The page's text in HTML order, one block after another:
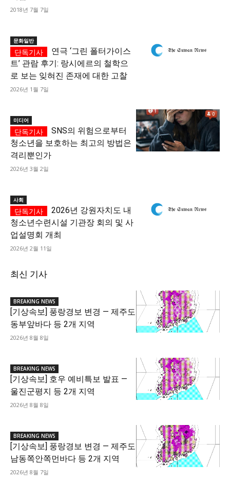
2018년 7월 7일
문화일반
연극 ‘그린 폴터가이스
트’ 관람 후기: 랑시에르의 철학으
로 보는 잊혀진 존재에 대한 고찰
2026년 1월 7일
미디어
SNS의 위험으로부터
청소년을 보호하는 최고의 방법은
격리뿐인가
2026년 3월 2일
사회
2026년 강원자치도 내
청소년수련시설 기관장 회의 및 사
업설명회 개최
2026년 2월 11일
최신 기사
BREAKING NEWS
[기상속보] 풍랑경보 변경 — 제주도
동부앞바다 등 2개 지역
2026년 8월 8일
BREAKING NEWS
[기상속보] 호우 예비특보 발표 —
울진군평지 등 2개 지역
2026년 8월 8일
BREAKING NEWS
[기상속보] 풍랑경보 변경 — 제주도
남동쪽안쪽먼바다 등 2개 지역
2026년 8월 7일